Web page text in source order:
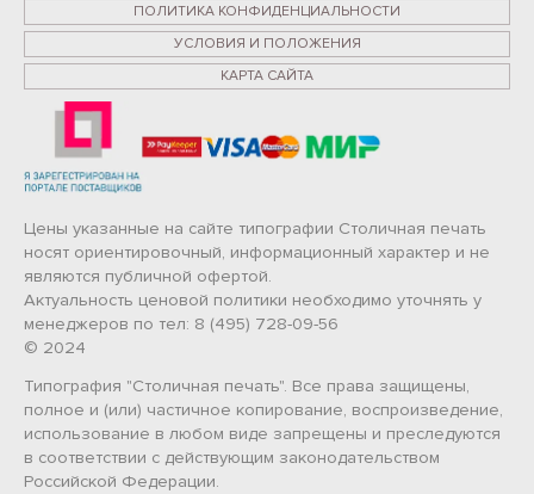
ПОЛИТИКА КОНФИДЕНЦИАЛЬНОСТИ
УСЛОВИЯ И ПОЛОЖЕНИЯ
КАРТА САЙТА
Цены указанные на сайте типографии Столичная печать
носят ориентировочный, информационный характер и не
являются публичной офертой.
Актуальность ценовой политики необходимо уточнять у
менеджеров по тел: 8 (495) 728-09-56
© 2024
Типография "Столичная печать". Все права защищены,
полное и (или) частичное копирование, воспроизведение,
использование в любом виде запрещены и преследуются
в соответствии с действующим законодательством
Российской Федерации.